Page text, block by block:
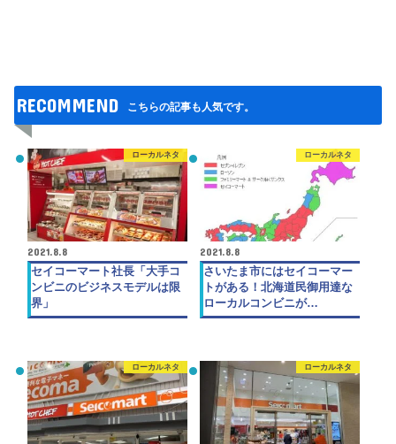
RECOMMEND こちらの記事も人気です。
ローカルネタ
2021.8.8
セイコーマート社長「大手コ
ンビニのビジネスモデルは限
界」
ローカルネタ
2021.8.8
さいたま市にはセイコーマー
トがある！北海道民御用達な
ローカルコンビニが…
ローカルネタ ローカルネタ